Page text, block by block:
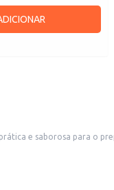
e saborosa para o